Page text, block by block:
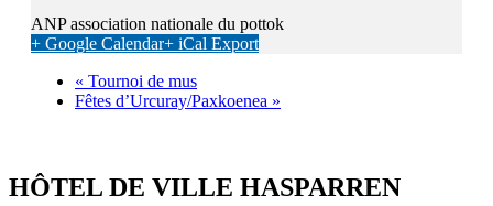
ANP association nationale du pottok
+ Google Calendar+ iCal Export
« Tournoi de mus
Fêtes d’Urcuray/Paxkoenea »
HÔTEL DE VILLE HASPARREN